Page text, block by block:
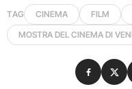
TAG CINEMA FILM
MOSTRA DEL CINEMA DI
Condividi